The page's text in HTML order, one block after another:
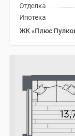
Отделка
Ипотека
ЖК «Плюс